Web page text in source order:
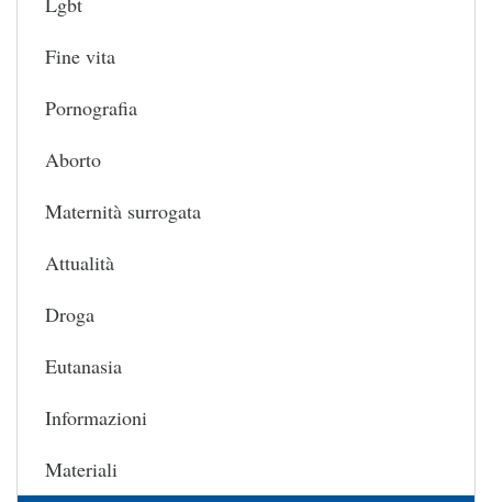
Fine vita
Pornografia
Aborto
Maternità surrogata
Attualità
Droga
Eutanasia
Informazioni
Materiali